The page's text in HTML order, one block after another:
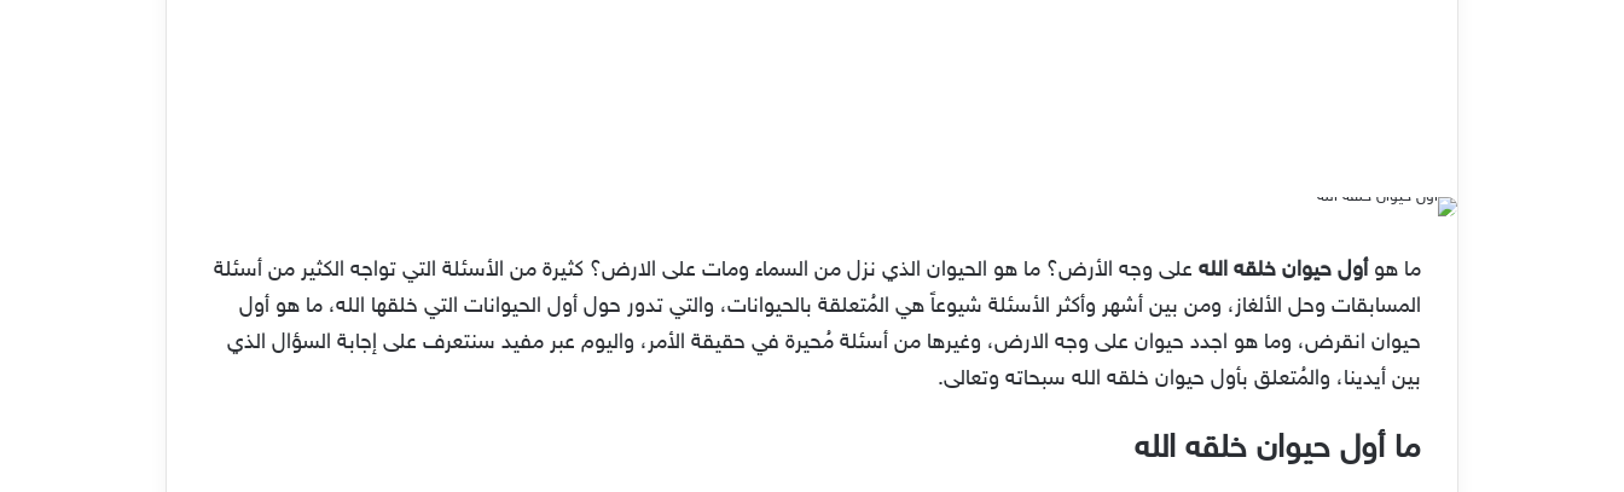
ما هو أول حيوان خلقه الله على وجه الأرض؟ ما هو الحيوان الذي نزل من السماء ومات على الارض؟ كثيرة من الأسئلة التي تواجه الكثير من أسئلة
المسابقات وحل الألغاز، ومن بين أشهر وأكثر الأسئلة شيوعاً هي المُتعلقة بالحيوانات، والتي تدور حول أول الحيوانات التي خلقها الله، ما هو أول
حيوان انقرض، وما هو اجدد حيوان على وجه الارض، وغيرها من أسئلة مُحيرة في حقيقة الأمر، واليوم عبر مفيد سنتعرف على إجابة السؤال الذي
بين أيدينا، والمُتعلق بأول حيوان خلقه الله سبحاته وتعالى.
ما أول حيوان خلقه الله